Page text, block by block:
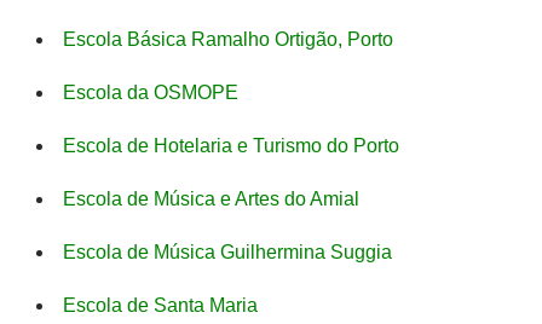
Escola Básica Ramalho Ortigão, Porto
Escola da OSMOPE
Escola de Hotelaria e Turismo do Porto
Escola de Música e Artes do Amial
Escola de Música Guilhermina Suggia
Escola de Santa Maria